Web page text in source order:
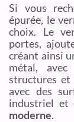
Si vous
épurée, le
choix. Le
portes,
créant ainsi
métal,
structures et
avec des
industriel et
moderne.